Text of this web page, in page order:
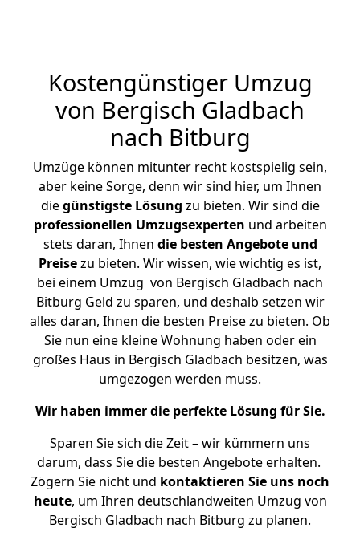
Kostengünstiger Umzug
von Bergisch Gladbach
nach Bitburg
Umzüge können mitunter recht kostspielig sein,
aber keine Sorge, denn wir sind hier, um Ihnen
diegünstigste Lösung zu bieten. Wir sind die
professionellen Umzugsexperten und arbeiten
stets daran, Ihnen die besten Angebote und
Preisezu bieten. Wir wissen, wie wichtig es ist,
bei einem Umzug von Bergisch Gladbach nach
Bitburg Geld zu sparen, und deshalb setzen wir
alles daran, Ihnen die besten Preise zu bieten. Ob
Sie nun eine kleine Wohnung haben oder ein
großes Haus in Bergisch Gladbach besitzen, was
umgezogen werden muss.
Wir haben immer die perfekte Lösung für Sie.
Sparen Sie sich die Zeit – wir kümmern uns
darum, dass Sie die besten Angebote erhalten.
Zögern Sie nicht und kontaktieren Sie uns noch
heute, um Ihren deutschlandweiten Umzug von
Bergisch Gladbach nach Bitburg zu planen.